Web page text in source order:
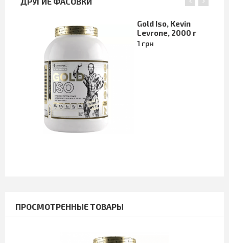
Gold Iso, Kevin
Levrone, 2000 г
1 грн
ПРОСМОТРЕННЫЕ ТОВАРЫ